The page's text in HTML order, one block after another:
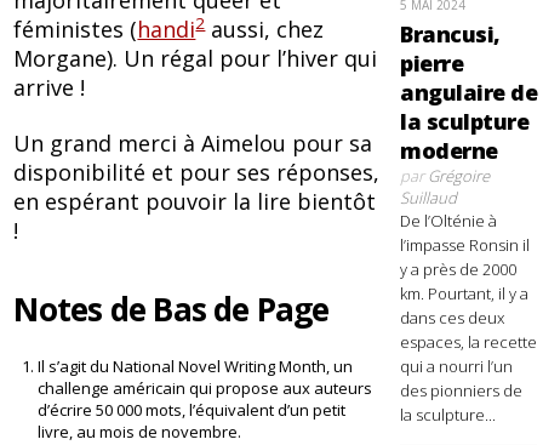
féministes (handi2aussi, chez
Morgane). Un régal pour l’hiver qui
arrive !
Un grand merci à Aimelou pour sa
disponibilité et pour ses réponses,
en espérant pouvoir la lire bientôt
!
Notes de Bas de Page
Il s’agit du National Novel Writing Month, un
challenge américain qui propose aux auteurs
d’écrire 50 000 mots, l’équivalent d’un petit
livre, au mois de novembre.
5 MAI 2024
Brancusi,
pierre
angulaire de
la sculpture
moderne
parGrégoire
Suillaud
De l’Olténie à
l’impasse Ronsin il
y a près de 2000
km. Pourtant, il y a
dans ces deux
espaces, la recette
qui a nourri l’un
des pionniers de
la sculpture...